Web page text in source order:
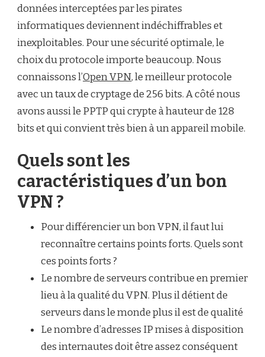
données interceptées par les pirates
informatiques deviennent indéchiffrables et
inexploitables. Pour une sécurité optimale, le
choix du protocole importe beaucoup. Nous
connaissons l’Open VPN, le meilleur protocole
avec un taux de cryptage de 256 bits. A côté nous
avons aussi le PPTP qui crypte à hauteur de 128
bits et qui convient très bien à un appareil mobile.
Quels sont les
caractéristiques d’un bon
VPN ?
Pour différencier un bon VPN, il faut lui
reconnaître certains points forts. Quels sont
ces points forts ?
Le nombre de serveurs contribue en premier
lieu à la qualité du VPN. Plus il détient de
serveurs dans le monde plus il est de qualité
Le nombre d’adresses IP mises à disposition
des internautes doit être assez conséquent